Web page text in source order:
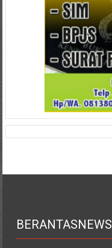
BERANTASNEWS